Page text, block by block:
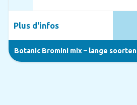
Botanic Bromini mix – lange soorten
Plus d'infos